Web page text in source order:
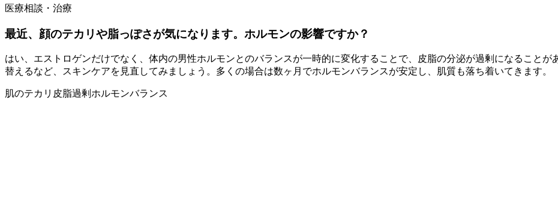
医療相談・治療
最近、顔のテカリや脂っぽさが気になります。ホルモンの影響ですか？
はい、エストロゲンだけでなく、体内の男性ホルモンとのバランスが一時的に変化することで、皮脂の分泌が過剰になること
替えるなど、スキンケアを見直してみましょう。多くの場合は数ヶ月でホルモンバランスが安定し、肌質も落ち着いてきます。
肌のテカリ 皮脂過剰 ホルモンバランス